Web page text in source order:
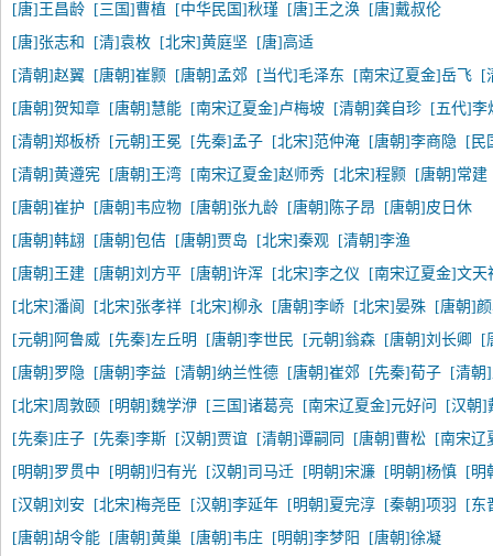
[唐]王昌龄
[三国]曹植 [中华民国]秋瑾 [唐]王之涣
[唐]戴叔伦
[唐]张志和
[清]袁枚 [北宋]黄庭坚
[唐]高适
[清朝]赵翼
[唐朝]崔颢 [唐朝]孟郊 [当代]毛泽东 [南宋辽夏金]岳飞
[
[唐朝]贺知章
[唐朝]慧能 [南宋辽夏金]卢梅坡 [清朝]龚自珍
[五代]李
[清朝]郑板桥
[元朝]王冕 [先秦]孟子 [北宋]范仲淹 [唐朝]李商隐
[民
[清朝]黄遵宪
[唐朝]王湾 [南宋辽夏金]赵师秀 [北宋]程颢
[唐朝]常建
[唐朝]崔护
[唐朝]韦应物 [唐朝]张九龄 [唐朝]陈子昂
[唐朝]皮日休
[唐朝]韩翃
[唐朝]包佶 [唐朝]贾岛 [北宋]秦观
[清朝]李渔
[唐朝]王建
[唐朝]刘方平 [唐朝]许浑 [北宋]李之仪
[南宋辽夏金]文天
[北宋]潘阆
[北宋]张孝祥 [北宋]柳永 [唐朝]李峤 [北宋]晏殊
[唐朝]
[元朝]阿鲁威
[先秦]左丘明 [唐朝]李世民 [元朝]翁森 [唐朝]刘长卿
[
[唐朝]罗隐
[唐朝]李益 [清朝]纳兰性德 [唐朝]崔郊 [先秦]荀子
[清朝
[北宋]周敦颐
[明朝]魏学洢 [三国]诸葛亮 [南宋辽夏金]元好问
[汉朝]
[先秦]庄子
[先秦]李斯 [汉朝]贾谊 [清朝]谭嗣同 [唐朝]曹松
[南宋辽
[明朝]罗贯中
[明朝]归有光 [汉朝]司马迁 [明朝]宋濂 [明朝]杨慎
[明
[汉朝]刘安
[北宋]梅尧臣 [汉朝]李延年 [明朝]夏完淳 [秦朝]项羽
[东
[唐朝]胡令能
[唐朝]黄巢 [唐朝]韦庄 [明朝]李梦阳
[唐朝]徐凝